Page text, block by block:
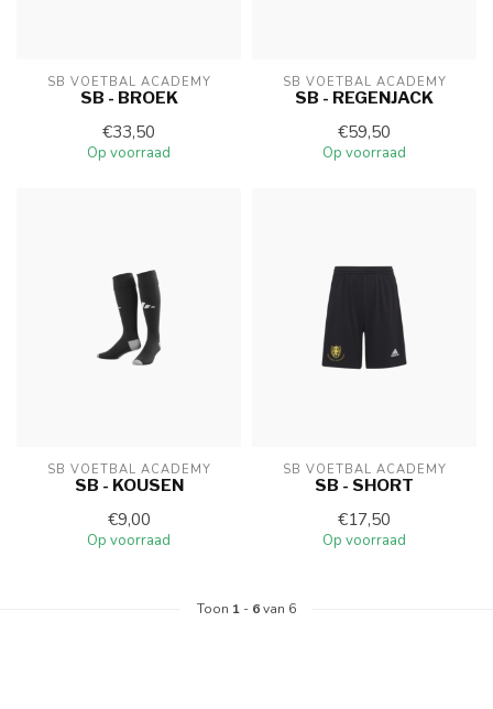
SB VOETBAL ACADEMY
SB - BROEK
€33,50
Op voorraad
SB VOETBAL ACADEMY
SB - REGENJACK
€59,50
Op voorraad
SB VOETBAL ACADEMY
SB - KOUSEN
€9,00
Op voorraad
SB VOETBAL ACADEMY
SB - SHORT
€17,50
Op voorraad
Toon 1 - 6van 6